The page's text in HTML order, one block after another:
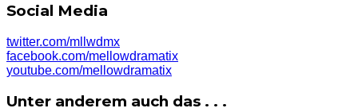
Social Media
twitter.com/mllwdmx
facebook.com/mellowdramatix
youtube.com/mellowdramatix
Unter anderem auch das . . .